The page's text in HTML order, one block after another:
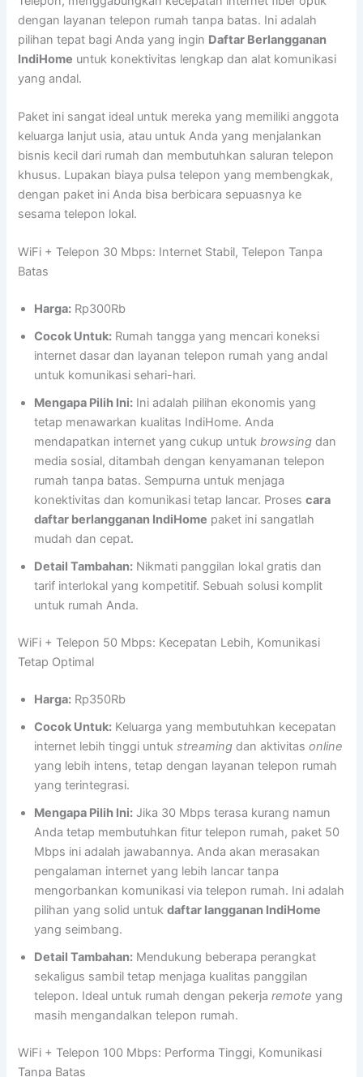
dengan layanan telepon rumah tanpa batas. Ini adalah
pilihan tepat bagi Anda yang ingin Daftar Berlangganan
IndiHome untuk konektivitas lengkap dan alat komunikasi
yang andal.
Paket ini sangat ideal untuk mereka yang memiliki anggota
keluarga lanjut usia, atau untuk Anda yang menjalankan
bisnis kecil dari rumah dan membutuhkan saluran telepon
khusus. Lupakan biaya pulsa telepon yang membengkak,
dengan paket ini Anda bisa berbicara sepuasnya ke
sesama telepon lokal.
WiFi + Telepon 30 Mbps: Internet Stabil, Telepon Tanpa
Batas
Harga: Rp300Rb
Cocok Untuk: Rumah tangga yang mencari koneksi
internet dasar dan layanan telepon rumah yang andal
untuk komunikasi sehari-hari.
Mengapa Pilih Ini: Ini adalah pilihan ekonomis yang
tetap menawarkan kualitas IndiHome. Anda
mendapatkan internet yang cukup untukbrowsing dan
media sosial, ditambah dengan kenyamanan telepon
rumah tanpa batas. Sempurna untuk menjaga
konektivitas dan komunikasi tetap lancar. Prosescara
daftar berlangganan IndiHome paket ini sangatlah
mudah dan cepat.
Detail Tambahan: Nikmati panggilan lokal gratis dan
tarif interlokal yang kompetitif. Sebuah solusi komplit
untuk rumah Anda.
WiFi + Telepon 50 Mbps: Kecepatan Lebih, Komunikasi
Tetap Optimal
Harga: Rp350Rb
Cocok Untuk: Keluarga yang membutuhkan kecepatan
internet lebih tinggi untukstreaming dan aktivitasonline
yang lebih intens, tetap dengan layanan telepon rumah
yang terintegrasi.
Mengapa Pilih Ini: Jika 30 Mbps terasa kurang namun
Anda tetap membutuhkan fitur telepon rumah, paket 50
Mbps ini adalah jawabannya. Anda akan merasakan
pengalaman internet yang lebih lancar tanpa
mengorbankan komunikasi via telepon rumah. Ini adalah
pilihan yang solid untukdaftar langganan IndiHome
yang seimbang.
Detail Tambahan: Mendukung beberapa perangkat
sekaligus sambil tetap menjaga kualitas panggilan
telepon. Ideal untuk rumah dengan pekerjaremote yang
masih mengandalkan telepon rumah.
WiFi + Telepon 100 Mbps: Performa Tinggi, Komunikasi
Tanpa Batas